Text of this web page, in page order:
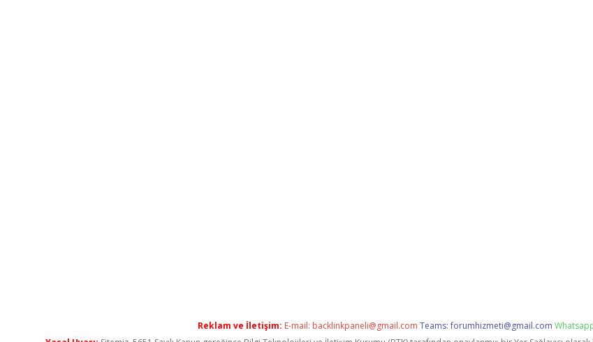
Reklam ve İletişim: E-mail: backlinkpaneli@gmail.com Teams:forumhizmeti@gmail.com